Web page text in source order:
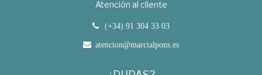
Atención al cliente
(+34) 91 304 33 03
atencion@marcialpons.es